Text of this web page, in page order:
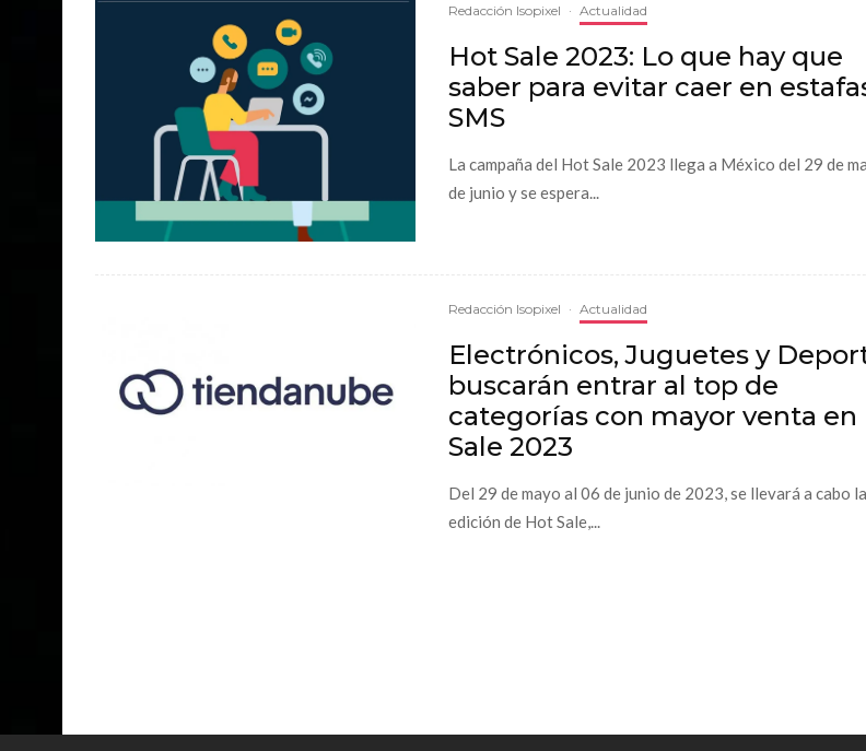
Redacción Isopixel · Actualidad
Hot Sale 2023: Lo que hay que
saber para evitar caer en
SMS
La campaña del Hot Sale 2023 llega a México del 29 de
de junio y se espera...
Redacción Isopixel · Actualidad
Electrónicos, Juguetes y
buscarán entrar al top de
categorías con mayor venta en
Sale 2023
Del 29 de mayo al 06 de junio de 2023, se llevará a cabo
edición de Hot Sale,...